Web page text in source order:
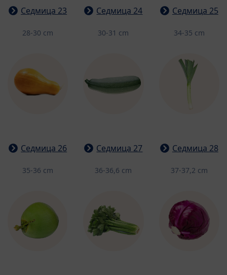
Седмица 23
28-30 cm
Седмица 24
30-31 cm
Седмица 25
34-35 cm
Седмица 26
35-36 cm
Седмица 27
36-36,6 cm
Седмица 28
37-37,2 cm